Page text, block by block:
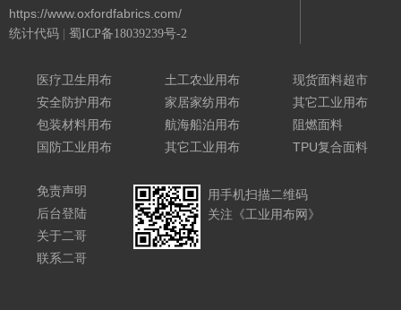
https://www.oxfordfabrics.com/
统计代码 蜀ICP备18039239号-2
医疗卫生用布
安全防护用布
包装材料用布
国防工业用布
土工农业用布
家居家纺用布
航海船泊用布
其它工业用布
现货面料超市
其它工业用布
阻燃面料
TPU复合面料
免责声明
后台登陆
关于二哥
联系二哥
用手机扫描二维码
关注《工业用布网》